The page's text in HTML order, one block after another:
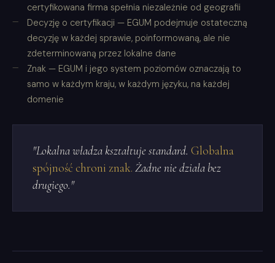
certyfikowana firma spełnia niezależnie od geografii
Decyzję o certyfikacji — EGUM podejmuje ostateczną
decyzję w każdej sprawie, poinformowaną, ale nie
zdeterminowaną przez lokalne dane
Znak — EGUM i jego system poziomów oznaczają to
samo w każdym kraju, w każdym języku, na każdej
domenie
"Lokalna władza kształtuje standard. Globalna
spójność chroni znak. Żadne nie działa bez
drugiego."